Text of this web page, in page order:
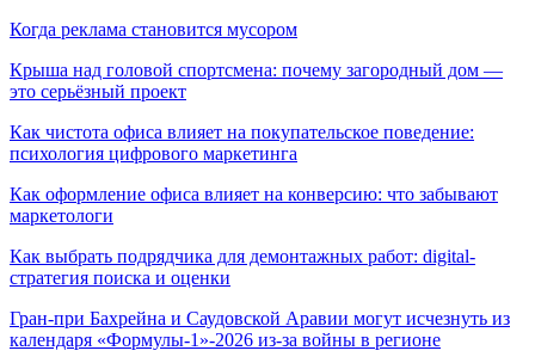
Когда реклама становится мусором
Крыша над головой спортсмена: почему загородный дом —
это серьёзный проект
Как чистота офиса влияет на покупательское поведение:
психология цифрового маркетинга
Как оформление офиса влияет на конверсию: что забывают
маркетологи
Как выбрать подрядчика для демонтажных работ: digital-
стратегия поиска и оценки
Гран-при Бахрейна и Саудовской Аравии могут исчезнуть из
календаря «Формулы-1»-2026 из-за войны в регионе